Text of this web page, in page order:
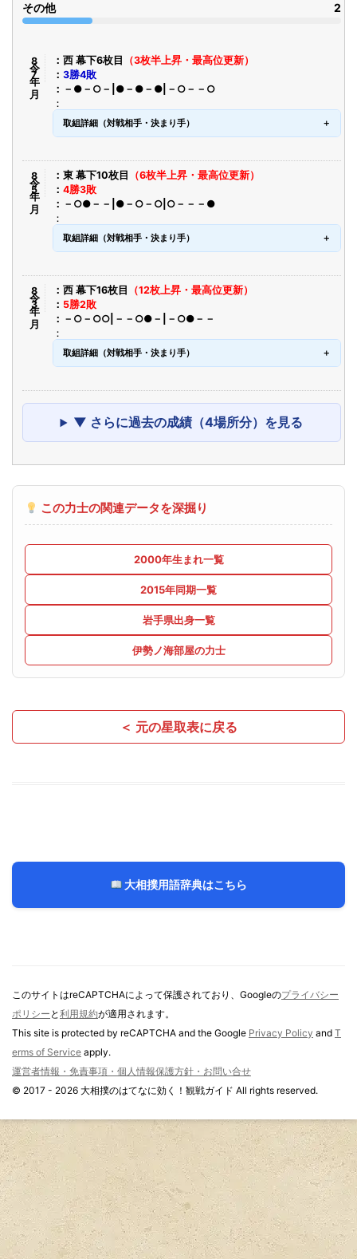
その他 2
令8年7月 西 幕下6枚目
（3枚半上昇・最高位更新）
3勝4敗
－●－○－|●－●－●|－○－－○
取組詳細（対戦相手・決まり手）
令8年5月 東 幕下10枚目
（6枚半上昇・最高位更新）
4勝3敗
－○●－－|●－○－○|○－－－●
取組詳細（対戦相手・決まり手）
令8年3月 西 幕下16枚目
（12枚上昇・最高位更新）
5勝2敗
－○－○○|－－○●－|－○●－－
取組詳細（対戦相手・決まり手）
▼ さらに過去の成績（4場所分）を見る
この力士の関連データを深掘り
2000年生まれ一覧
2015年同期一覧
岩手県出身一覧
伊勢ノ海部屋の力士
＜ 元の星取表に戻る
大相撲用語辞典はこちら
このサイトはreCAPTCHAによって保護されており、Googleのプライバシー
ポリシー と利用規約が適用されます。
This site is protected by reCAPTCHA and the Google Privacy Policy and T
erms of Service apply.
運営者情報・免責事項・個人情報保護方針・お問い合せ
© 2017 - 2026 大相撲のはてなに効く！観戦ガイド All rights reserved.